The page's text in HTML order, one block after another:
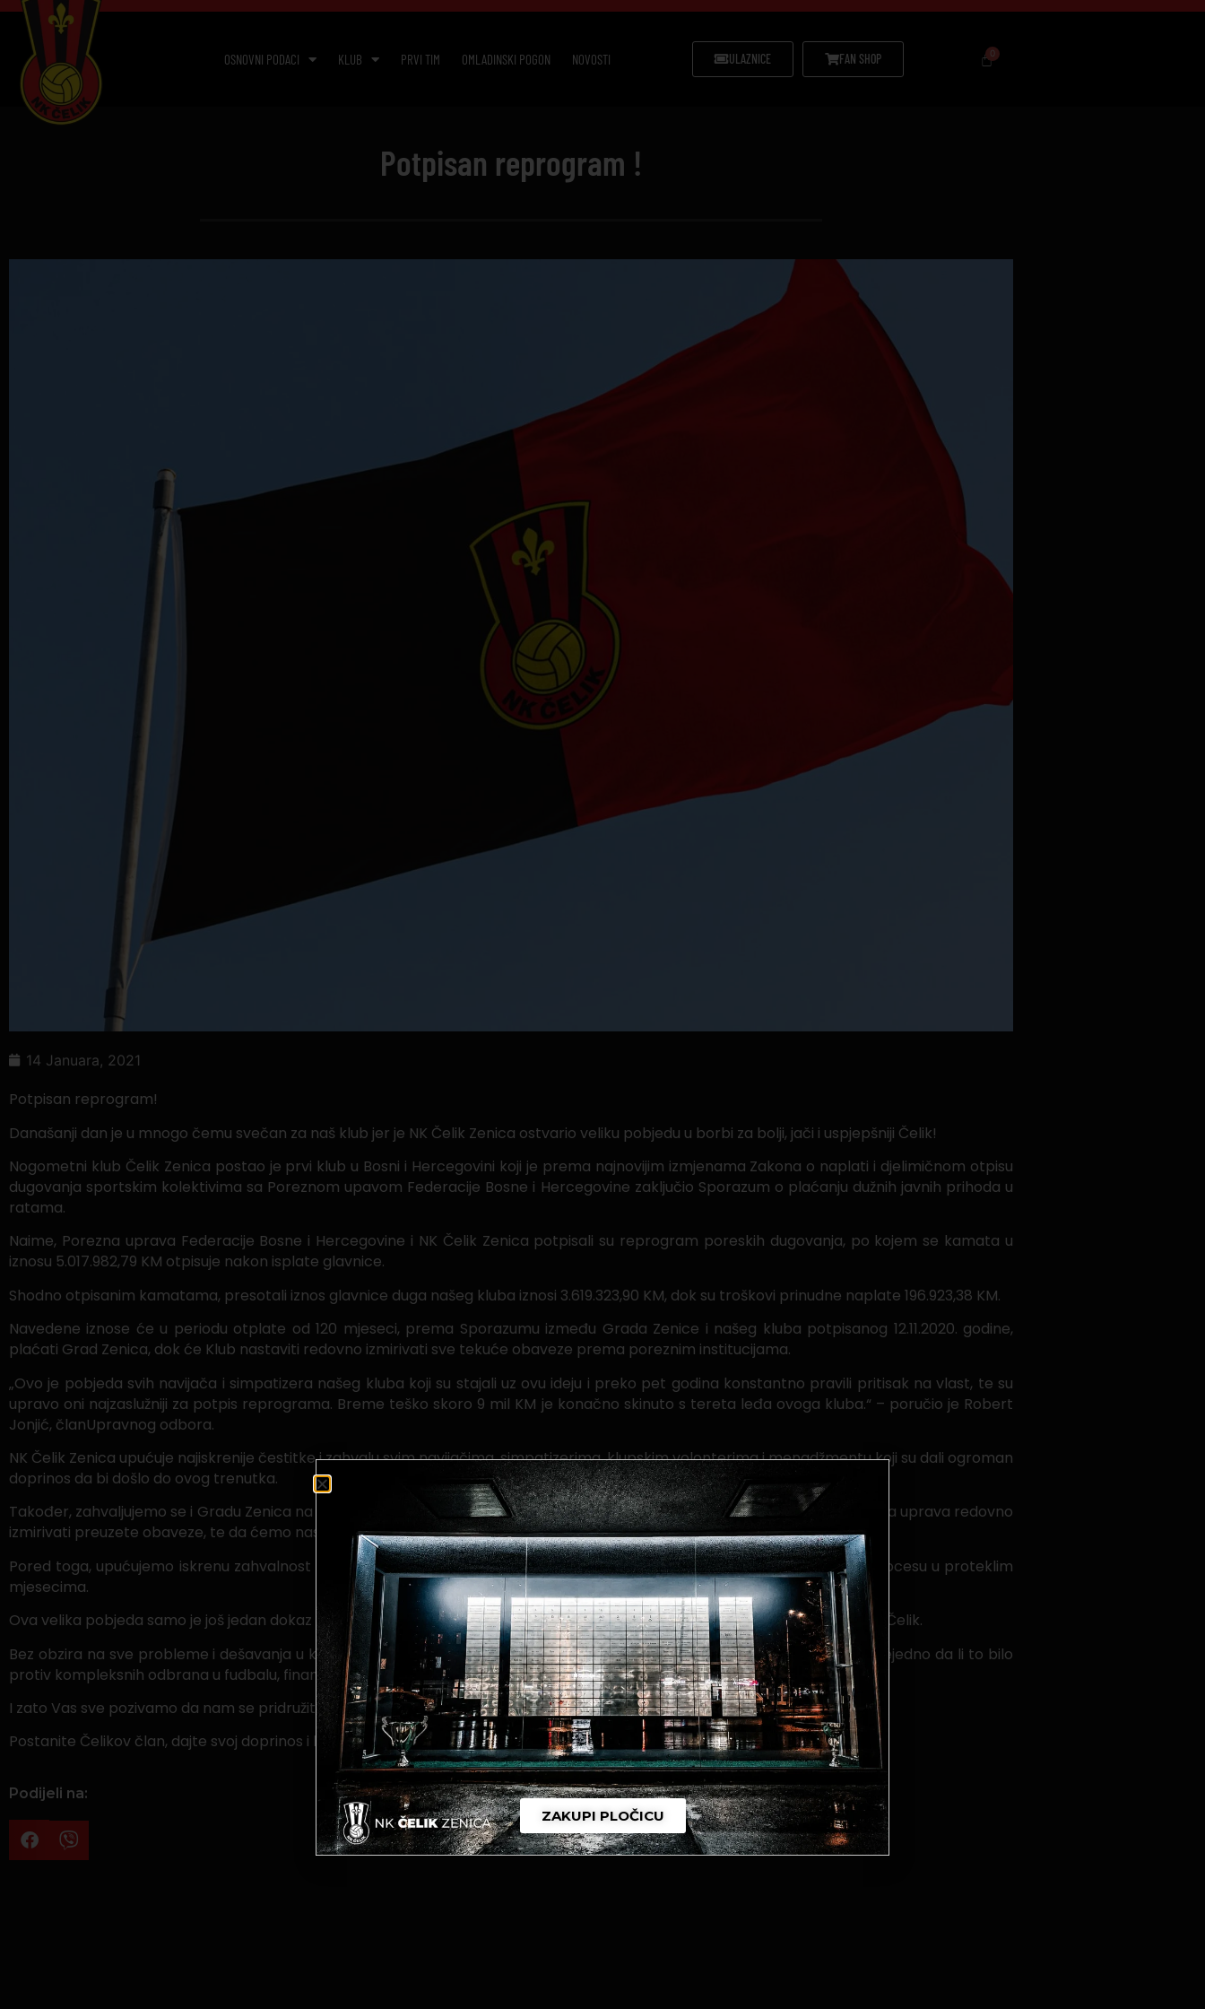
OSNOVNI PODACI KLUB PRVI TIM OMLADINSKI POGON NOVOSTI ULAZNICE FAN SHOP
Potpisan reprogram !
14 Januara, 2021
Potpisan reprogram!
Današanji dan je u mnogo čemu svečan za naš klub jer je NK Čelik Zenica ostvario veliku pobjedu u borbi za bolji, jači i uspjepšniji Čelik!
Nogometni klub Čelik Zenica postao je prvi klub u Bosni i Hercegovini koji je prema najnovijim izmjenama Zakona o naplati i djelimičnom otpisu
dugovanja sportskim kolektivima sa Poreznom upavom Federacije Bosne i Hercegovine zaključio Sporazum o plaćanju dužnih javnih prihoda u
ratama.
Naime, Porezna uprava Federacije Bosne i Hercegovine i NK Čelik Zenica potpisali su reprogram poreskih dugovanja, po kojem se kamata u
iznosu 5.017.982,79 KM otpisuje nakon isplate glavnice.
Shodno otpisanim kamatama, presotali iznos glavnice duga našeg kluba iznosi 3.619.323,90 KM, dok su troškovi prinudne naplate 196.923,38 KM.
Navedene iznose će u periodu otplate od 120 mjeseci, prema Sporazumu između Grada Zenice i našeg kluba potpisanog 12.11.2020. godine,
plaćati Grad Zenica, dok će Klub nastaviti redovno izmirivati sve tekuće obaveze prema poreznim institucijama.
„Ovo je pobjeda svih navijača i simpatizera našeg kluba koji su stajali uz ovu ideju i preko pet godina konstantno pravili pritisak na vlast, te su
upravo oni najzaslužniji za potpis reprograma. Breme teško skoro 9 mil KM je konačno skinuto s tereta leđa ovoga kluba.“ – poručio je Robert
Jonjić, članUpravnog odbora.
NK Čelik Zenica upućuje najiskrenije čestitke i zahvalu svim navijačima, simpatizerima, klupskim volonterima i menadžmentu koji su dali ogroman
doprinos da bi došlo do ovog trenutka.
Također, zahvaljujemo se i Gradu Zenica na dosadašnjoj pomoći i podršci u ovom projektu. Svakako očekujemo da će Gradska uprava redovno
izmirivati preuzete obaveze, te da ćemo nastaviti našu uspješnu saradnju, na obostrano zadovoljstvo.
Pored toga, upućujemo iskrenu zahvalnost službenicima Porezne uprave na izuzetno korektnoj saradnji i pomoći u ovom procesu u proteklim
mjesecima.
Ova velika pobjeda samo je još jedan dokaz da zajedničkim radom i zajedničkim snagama možemo stvoriti bolji, jači i uspješniji Čelik.
Bez obzira na sve probleme i dešavanja u klubu, ljudi koji ne odustaju, rade zajedno i pri tome imaju cilj će uvijek pobijediti, svejedno da li to bilo
protiv kompleksnih odbrana u fudbalu, finansijskih poteškoća ili ostalih problema modernog društva.
I zato Vas sve pozivamo da nam se pridružite u našoj zajedničkoj borbi koja će se sasvim sigurno prepričavati generacijama.
Postanite Čelikov član, dajte svoj doprinos i budite i Vi dio zeničkog ponosa!
Podijeli na:
ZAKUPI PLOČICU